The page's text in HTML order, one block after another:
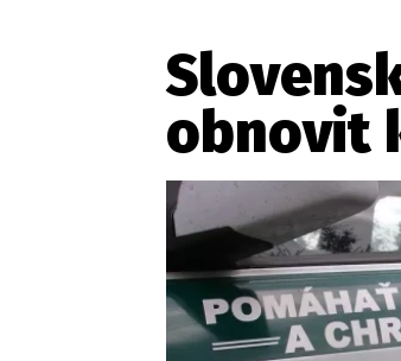
Etický
obnovit